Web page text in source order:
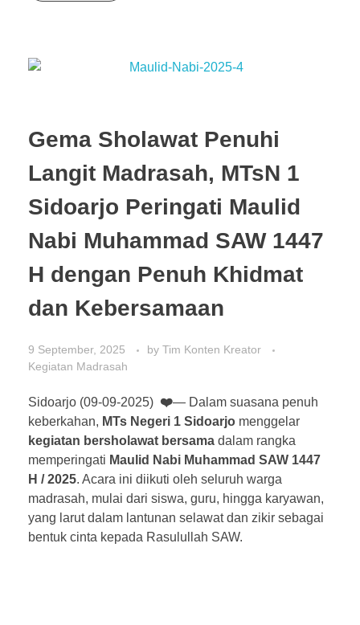
Gema Sholawat Penuhi
Langit Madrasah, MTsN 1
Sidoarjo Peringati Maulid
Nabi Muhammad SAW 1447
H dengan Penuh Khidmat
dan Kebersamaan
9 September, 2025 by Tim Konten Kreator
Kegiatan Madrasah
Sidoarjo (09-09-2025) ❤️— Dalam suasana penuh
keberkahan, MTs Negeri 1 Sidoarjo menggelar
kegiatan bersholawat bersama dalam rangka
memperingati Maulid Nabi Muhammad SAW 1447
H / 2025. Acara ini diikuti oleh seluruh warga
madrasah, mulai dari siswa, guru, hingga karyawan,
yang larut dalam lantunan selawat dan zikir sebagai
bentuk cinta kepada Rasulullah SAW.